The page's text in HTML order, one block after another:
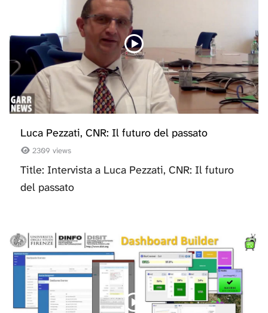
Luca Pezzati, CNR: Il futuro del passato
2309 views
Title: Intervista a Luca Pezzati, CNR: Il futuro
del passato